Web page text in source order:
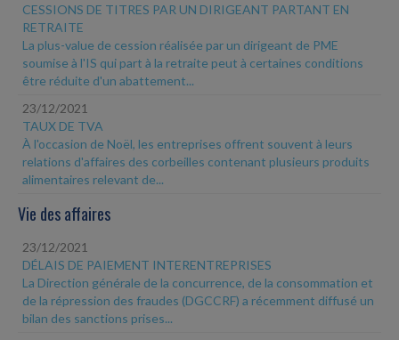
CESSIONS DE TITRES PAR UN DIRIGEANT PARTANT EN
RETRAITE
La plus-value de cession réalisée par un dirigeant de PME
soumise à l'IS qui part à la retraite peut à certaines conditions
être réduite d'un abattement...
23/12/2021
TAUX DE TVA
À l'occasion de Noël, les entreprises offrent souvent à leurs
relations d'affaires des corbeilles contenant plusieurs produits
alimentaires relevant de...
Vie des affaires
23/12/2021
DÉLAIS DE PAIEMENT INTERENTREPRISES
La Direction générale de la concurrence, de la consommation et
de la répression des fraudes (DGCCRF) a récemment diffusé un
bilan des sanctions prises...